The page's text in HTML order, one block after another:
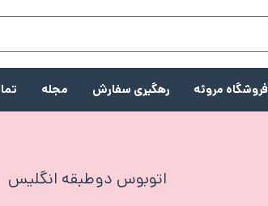
فروشگاه مروئه رهگیری سفارش مجله
اتوبوس دوطبقه انگلیس